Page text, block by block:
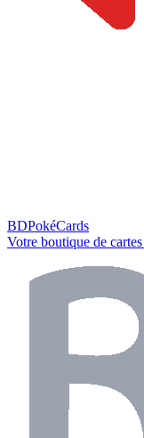
BDPokéCards
Votre boutique de